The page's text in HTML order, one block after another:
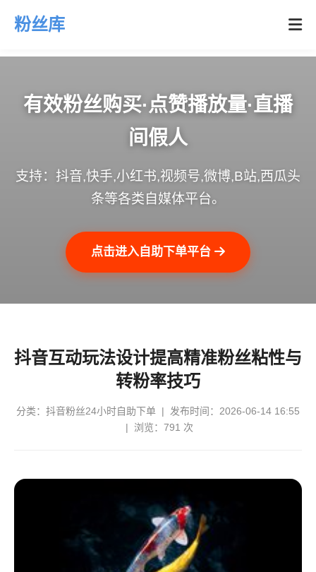
粉丝库
有效粉丝购买·点赞播放量·直播
间假人
支持：抖音,快手,小红书,视频号,微博,B站,西瓜头
条等各类自媒体平台。
点击进入自助下单平台
抖音互动玩法设计提高精准粉丝粘性与
转粉率技巧
分类： 抖音粉丝24小时自助下单 | 发布时间：2026-06-14 16:55
| 浏览：791 次